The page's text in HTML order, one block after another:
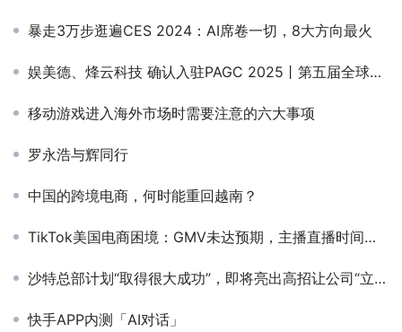
暴走3万步逛遍CES 2024：AI席卷一切，8大方向最火
娱美德、烽云科技 确认入驻PAGC 2025丨第五届全球产品与增长展会！
移动游戏进入海外市场时需要注意的六大事项
罗永浩与辉同行
中国的跨境电商，何时能重回越南？
TikTok美国电商困境：GMV未达预期，主播直播时间受限
沙特总部计划“取得很大成功”，即将亮出高招让公司“立即搬过来”
快手APP内测「AI对话」